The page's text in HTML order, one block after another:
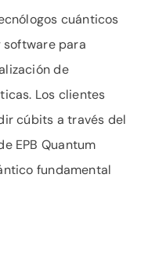
cuánticos
para
de
Los clientes
cúbits a través del
EPB Quantum
fundamental